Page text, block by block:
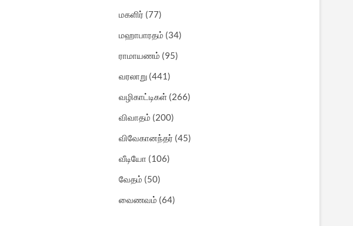
மகளிர் (77)
மஹாபாரதம் (34)
ராமாயணம் (95)
வரலாறு (441)
வழிகாட்டிகள் (266)
விவாதம் (200)
விவேகானந்தர் (45)
வீடியோ (106)
வேதம் (50)
வைணவம் (64)